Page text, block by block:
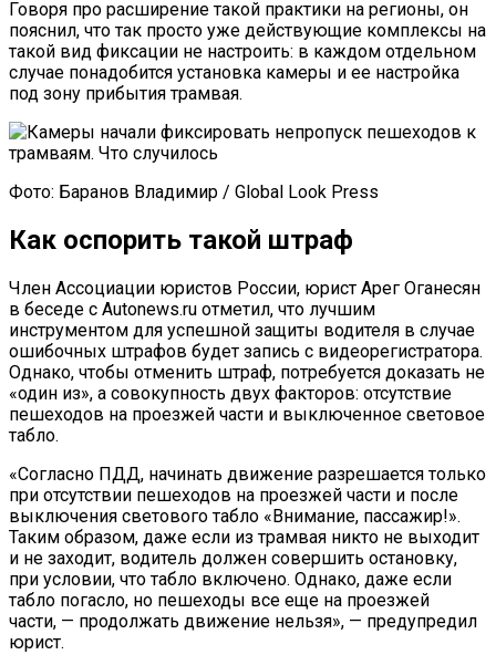
Говоря про расширение такой практики на регионы, он
пояснил, что так просто уже действующие комплексы на
такой вид фиксации не настроить: в каждом отдельном
случае понадобится установка камеры и ее настройка
под зону прибытия трамвая.
Фото: Баранов Владимир / Global Look Press
Как оспорить такой штраф
Член Ассоциации юристов России, юрист Арег Оганесян
в беседе с Autonews.ru отметил, что лучшим
инструментом для успешной защиты водителя в случае
ошибочных штрафов будет запись с видеорегистратора.
Однако, чтобы отменить штраф, потребуется доказать не
«один из», а совокупность двух факторов: отсутствие
пешеходов на проезжей части и выключенное световое
табло.
«Согласно ПДД, начинать движение разрешается только
при отсутствии пешеходов на проезжей части и после
выключения светового табло «Внимание, пассажир!».
Таким образом, даже если из трамвая никто не выходит
и не заходит, водитель должен совершить остановку,
при условии, что табло включено. Однако, даже если
табло погасло, но пешеходы все еще на проезжей
части, — продолжать движение нельзя», — предупредил
юрист.